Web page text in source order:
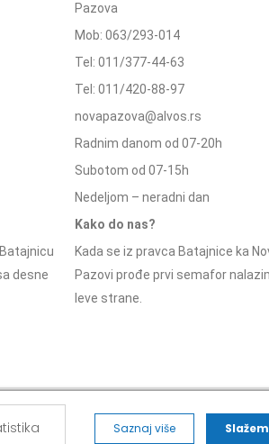
desne
Pazova
Mob: 063/293-014
Tel: 011/377-44-63
Tel: 011/420-88-97
novapazova@alvos.rs
Radnim danom od 07-20h
Subotom od 07-15h
Nedeljom – neradni dan
Kako do nas?
Kada se iz pravca Batajnice ka
Pazovi prođe prvi semafor
leve strane.
i pravo na Social
Saznaj više